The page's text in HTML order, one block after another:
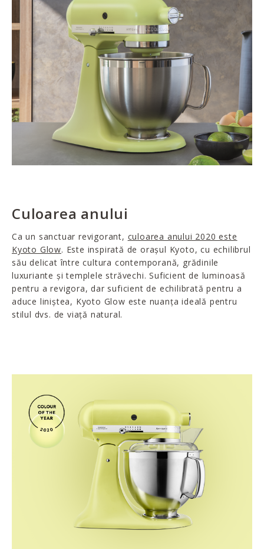
Culoarea anului
Ca un sanctuar revigorant, culoarea anului 2020 este
Kyoto Glow. Este inspirată de orașul Kyoto, cu echilibrul
său delicat între cultura contemporană, grădinile
luxuriante și templele străvechi. Suficient de luminoasă
pentru a revigora, dar suficient de echilibrată pentru a
aduce liniștea, Kyoto Glow este nuanța ideală pentru
stilul dvs. de viață natural.